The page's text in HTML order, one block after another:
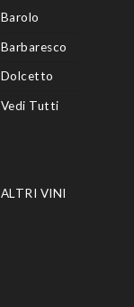
Barolo
Barbaresco
Dolcetto
Vedi Tutti
ALTRI VINI